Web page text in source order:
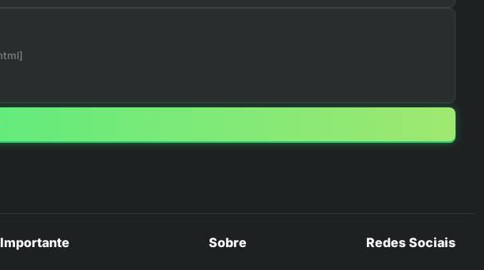
Importante Sobre Redes Sociais